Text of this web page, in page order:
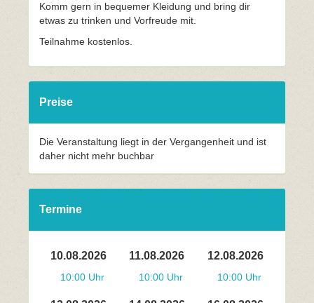
Komm gern in bequemer Kleidung und bring dir
etwas zu trinken und Vorfreude mit.
Teilnahme kostenlos.
Preise
Die Veranstaltung liegt in der Vergangenheit und ist
daher nicht mehr buchbar
Termine
10.08.2026
10:00 Uhr
11.08.2026
10:00 Uhr
12.08.2026
10:00 Uhr